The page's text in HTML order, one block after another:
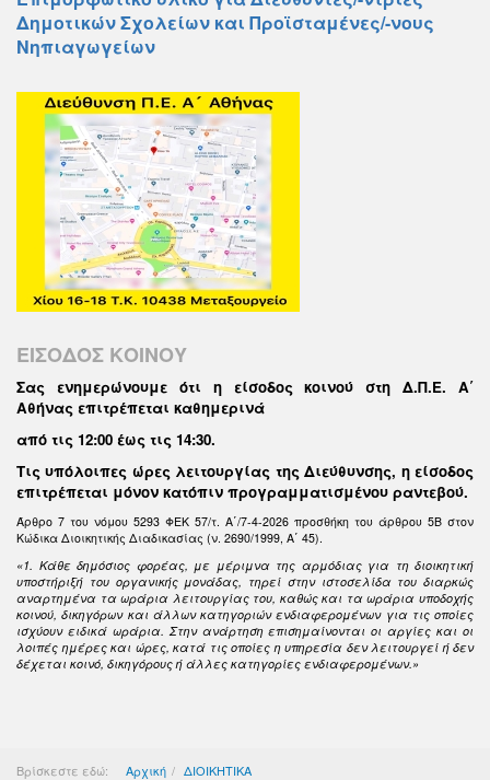
Δημοτικών Σχολείων και Προϊσταμένες/-νους
Νηπιαγωγείων
ΕΙΣΟΔΟΣ ΚΟΙΝΟΥ
Σας ενημερώνουμε ότι η είσοδος κοινού στη Δ.Π.Ε. Α΄
Αθήνας επιτρέπεται καθημερινά
από τις 12:00 έως τις 14:30.
Τις υπόλοιπες ώρες λειτουργίας της Διεύθυνσης, η είσοδος
επιτρέπεται μόνον κατόπιν προγραμματισμένου ραντεβού.
Άρθρο 7 του νόμου 5293 ΦΕΚ 57/τ. Α΄/7-4-2026 προσθήκη του άρθρου 5Β στον
Κώδικα Διοικητικής Διαδικασίας (ν. 2690/1999, Α΄ 45).
«1. Κάθε δημόσιος φορέας, με μέριμνα της αρμόδιας για τη διοικητική
υποστήριξή του οργανικής μονάδας, τηρεί στην ιστοσελίδα του διαρκώς
αναρτημένα τα ωράρια λειτουργίας του, καθώς και τα ωράρια υποδοχής
κοινού, δικηγόρων και άλλων κατηγοριών ενδιαφερομένων για τις οποίες
ισχύουν ειδικά ωράρια. Στην ανάρτηση επισημαίνονται οι αργίες και οι
λοιπές ημέρες και ώρες, κατά τις οποίες η υπηρεσία δεν λειτουργεί ή δεν
δέχεται κοινό, δικηγόρους ή άλλες κατηγορίες ενδιαφερομένων.»
Βρίσκεστε εδώ: Αρχική
ΔΙΟΙΚΗΤΙΚΑ